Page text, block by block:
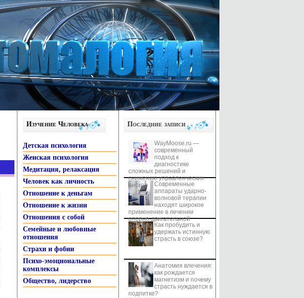
Изучение Человека
Детская психология
Женская психология
Медитация, релаксация
Человек как личность
Отношение к деньгам
Отношение к жизни
Отношения с собой
Семейные и любовные
отношения
Страхи и фобии
Психо-эмоциональные
комплексы
Общество, лидерство
Последние записи
WayMoose.ru —
современный
подход к
диагностике
сложных решений и
снижению управленческих
рисков
Современные
аппараты ударно-
волновой терапии
находят широкое
применение в лечении
опорно-двигательной
системы Как пробудить и
удержать истинную
страсть в союзе?
Анатомия влечения:
как рождается
магнетизм и почему
страсть нуждается в
подпитке?